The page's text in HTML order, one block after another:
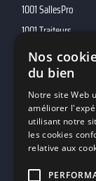
1001 SallesPro
1001 Traiteurs
1001 DJ
10h01
MP2
Contacts
11 rue Maurice
Nos
du bien
Notre site Web
améliorer
utilisant notre
les cookies
relative aux